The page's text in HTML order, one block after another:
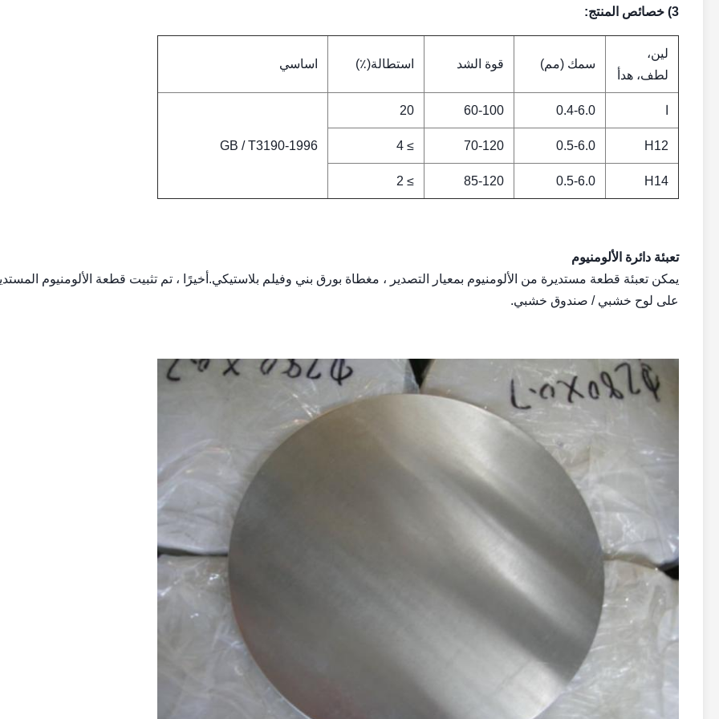
3) خصائص المنتج:
لين،
لطف، هدأ
سمك (مم) قوة الشد استطالة(٪) اساسي
0.4-6.0
60-100
20
GB / T3190-1996 H12
0.5-6.0
70-120
≥ 4
H14
0.5-6.0
85-120
≥ 2
تعبئة دائرة الألومنيوم
يمكن تعبئة قطعة مستديرة من الألومنيوم بمعيار التصدير ، مغطاة بورق بني وفيلم بلاستيكي.أخيرًا ، تم تثبيت قطعة الألومنيوم
على لوح خشبي / صندوق خشبي.